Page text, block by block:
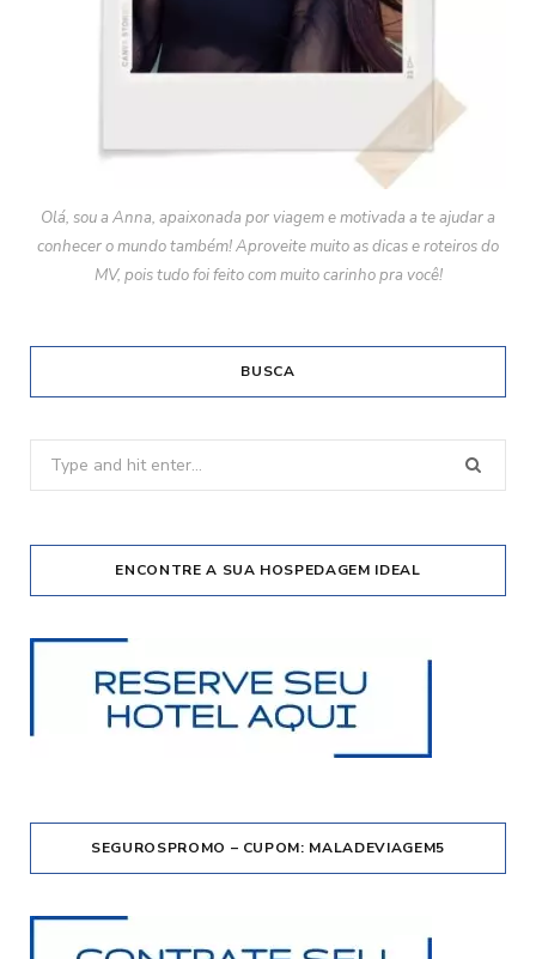
Olá, sou a Anna, apaixonada por viagem e motivada a te ajudar a
conhecer o mundo também! Aproveite muito as dicas e roteiros do
MV, pois tudo foi feito com muito carinho pra você!
BUSCA
ENCONTRE A SUA HOSPEDAGEM IDEAL
SEGUROSPROMO – CUPOM: MALADEVIAGEM5